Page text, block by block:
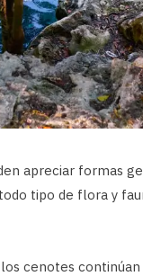
apreciar formas
tipo de flora y
cenotes